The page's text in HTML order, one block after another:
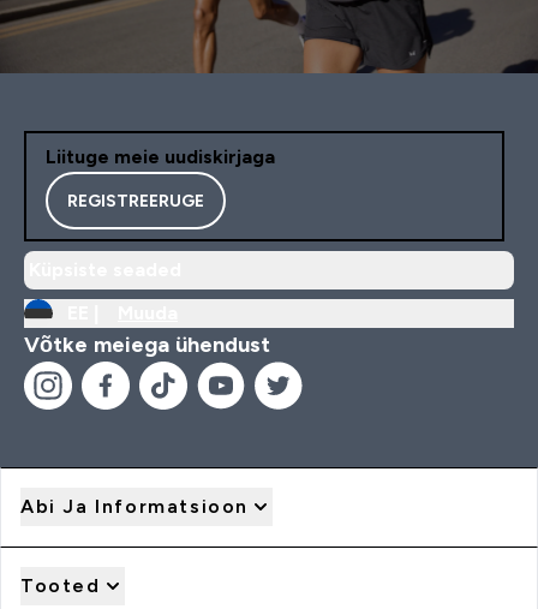
Liituge meie uudiskirjaga
REGISTREERUGE
Võtke meiega ühendust
Abi Ja Informatsioon
Tooted